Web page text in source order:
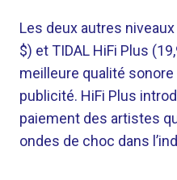
Les deux autres
$) et TIDAL HiFi Plus
meilleure qualité
publicité. HiFi Plus
paiement des artistes
ondes de choc dans